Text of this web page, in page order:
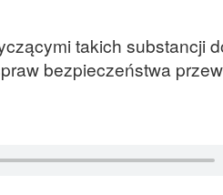
takich substancji
bezpieczeństwa